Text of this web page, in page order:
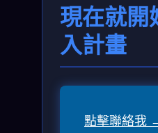
現在就開
入計畫
點擊聯絡我